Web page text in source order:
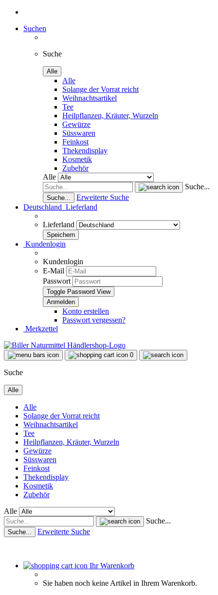
Suchen
Suche
Alle
Alle
Solange der Vorrat reicht
Weihnachtsartikel
Tee
Heilpflanzen, Kräuter, Wurzeln
Gewürze
Süsswaren
Feinkost
Thekendisplay
Kosmetik
Zubehör
Alle
Suche...
Suche...
Erweiterte Suche
Deutschland Lieferland
Lieferland
Kundenlogin
Kundenlogin
E-Mail
Passwort
Toggle Password View
Konto erstellen
Passwort vergessen?
Merkzettel
0
Suche
Alle
Alle
Solange der Vorrat reicht
Weihnachtsartikel
Tee
Heilpflanzen, Kräuter, Wurzeln
Gewürze
Süsswaren
Feinkost
Thekendisplay
Kosmetik
Zubehör
Alle
Suche...
Suche... Erweiterte Suche
Ihr Warenkorb
Sie haben noch keine Artikel in Ihrem Warenkorb.